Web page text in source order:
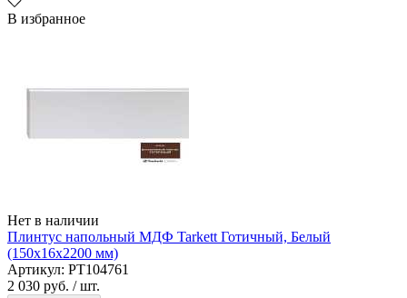
В избранное
Нет в наличии
Плинтус напольный МДФ Tarkett Готичный, Белый
(150х16х2200 мм)
Артикул: PT104761
2 030 руб. / шт.